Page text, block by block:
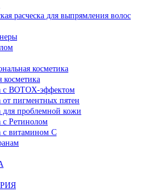
расческа для выпрямления волос
косметика
косметика
с BOTOX-эффектом
от пигментных пятен
для проблемной кожи
с Ретинолом
с витамином С